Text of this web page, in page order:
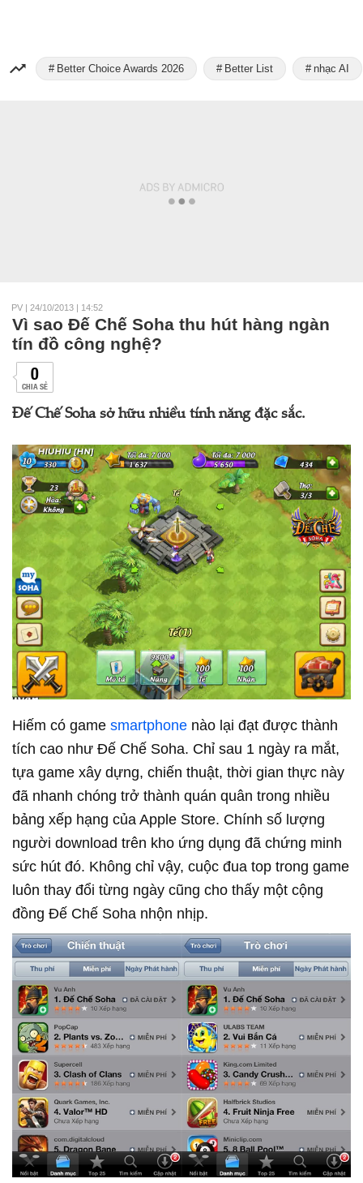
Better Choice Awards 2026 Better List nhạc AI
PV | 24/10/2013 | 14:52
Vì sao Đế Chế Soha thu hút hàng ngàn
tín đồ công nghệ?
0
CHIA SẺ
Đế Chế Soha sở hữu nhiều tính năng đặc sắc.
Hiếm có game smartphone nào lại đạt được thành
tích cao như Đế Chế Soha. Chỉ sau 1 ngày ra mắt,
tựa game xây dựng, chiến thuật, thời gian thực này
đã nhanh chóng trở thành quán quân trong nhiều
bảng xếp hạng của Apple Store. Chính số lượng
người download trên kho ứng dụng đã chứng minh
sức hút đó. Không chỉ vậy, cuộc đua top trong game
luôn thay đổi từng ngày cũng cho thấy một cộng
đồng Đế Chế Soha nhộn nhịp.